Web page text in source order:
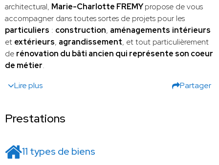
architectural, Marie-Charlotte FREMYpropose de vous
accompagner dans toutes sortes de projets pour les
particuliers : construction, aménagements intérieurs
et extérieurs, agrandissement, et tout particulièrement
de rénovation du bâti ancien qui représente son coeur
de métier.
Lire plus
Partager
Prestations
11 types de biens